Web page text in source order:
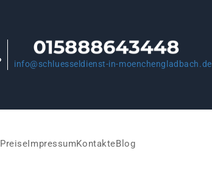
info@schluesseldienst-in-moenchengladbach.de
PreiseImpressumKontakteBlog